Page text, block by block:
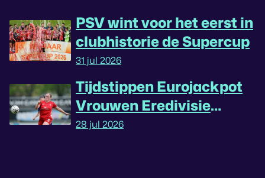
PSV wint voor het eerst in
clubhistorie de Supercup
31 jul 2026
Tijdstippen Eurojackpot
Vrouwen Eredivisie
omgedraaid
28 jul 2026